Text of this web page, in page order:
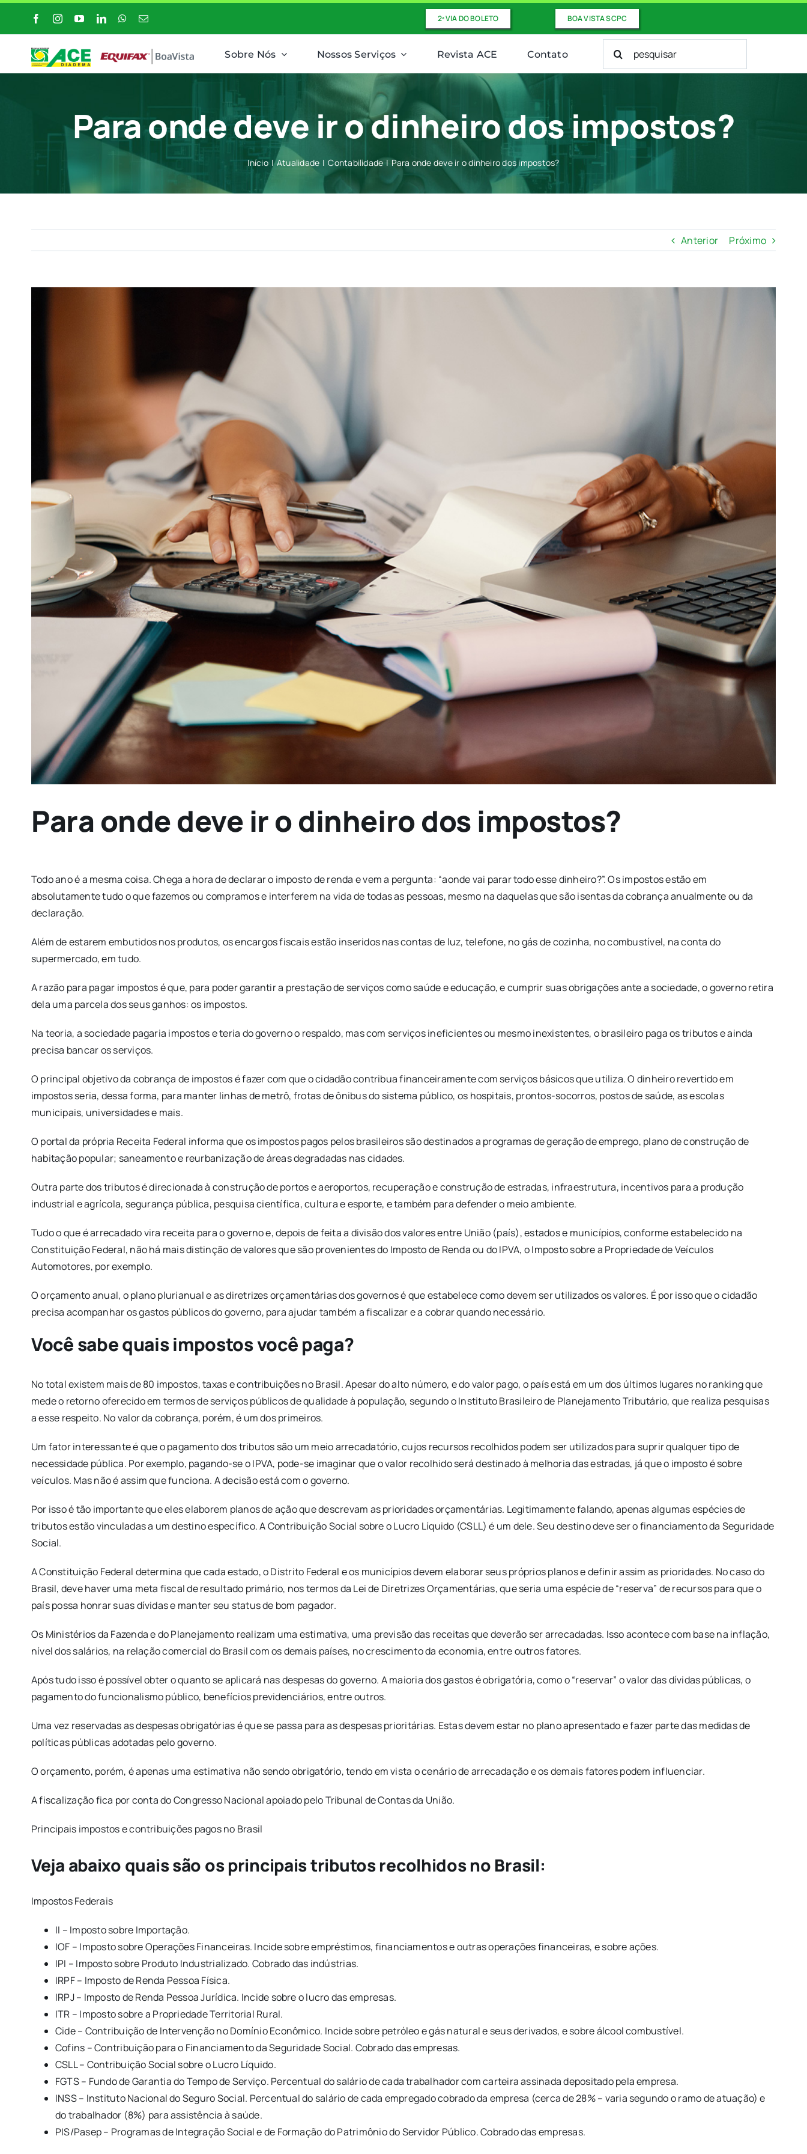
conteúdo
2ª VIA DO BOLETO BOA VISTA SCPC
Sobre Nós Nossos Serviços Revista ACE Contato
Buscar
resultados
Para onde deve ir o dinheiro dos impostos?
Início Atualidade Contabilidade Para onde deve ir o dinheiro dos impostos?
Anterior Próximo
Para onde deve ir o dinheiro dos impostos?
Todo ano é a mesma coisa. Chega a hora de declarar o imposto de renda e vem a pergunta: “aonde vai parar todo esse dinheiro?”. Os impostos estão em
absolutamente tudo o que fazemos ou compramos e interferem na vida de todas as pessoas, mesmo na daquelas que são isentas da cobrança anualmente ou da
declaração.
Além de estarem embutidos nos produtos, os encargos fiscais estão inseridos nas contas de luz, telefone, no gás de cozinha, no combustível, na conta do
supermercado, em tudo.
A razão para pagar impostos é que, para poder garantir a prestação de serviços como saúde e educação, e cumprir suas obrigações ante a sociedade, o governo retira
dela uma parcela dos seus ganhos: os impostos.
Na teoria, a sociedade pagaria impostos e teria do governo o respaldo, mas com serviços ineficientes ou mesmo inexistentes, o brasileiro paga os tributos e ainda
precisa bancar os serviços.
O principal objetivo da cobrança de impostos é fazer com que o cidadão contribua financeiramente com serviços básicos que utiliza. O dinheiro revertido em
impostos seria, dessa forma, para manter linhas de metrô, frotas de ônibus do sistema público, os hospitais, prontos-socorros, postos de saúde, as escolas
municipais, universidades e mais.
O portal da própria Receita Federal informa que os impostos pagos pelos brasileiros são destinados a programas de geração de emprego, plano de construção de
habitação popular; saneamento e reurbanização de áreas degradadas nas cidades.
Outra parte dos tributos é direcionada à construção de portos e aeroportos, recuperação e construção de estradas, infraestrutura, incentivos para a produção
industrial e agrícola, segurança pública, pesquisa científica, cultura e esporte, e também para defender o meio ambiente.
Tudo o que é arrecadado vira receita para o governo e, depois de feita a divisão dos valores entre União (país), estados e municípios, conforme estabelecido na
Constituição Federal, não há mais distinção de valores que são provenientes do Imposto de Renda ou do IPVA, o Imposto sobre a Propriedade de Veículos
Automotores, por exemplo.
O orçamento anual, o plano plurianual e as diretrizes orçamentárias dos governos é que estabelece como devem ser utilizados os valores. É por isso que o cidadão
precisa acompanhar os gastos públicos do governo, para ajudar também a fiscalizar e a cobrar quando necessário.
Você sabe quais impostos você paga?
No total existem mais de 80 impostos, taxas e contribuições no Brasil. Apesar do alto número, e do valor pago, o país está em um dos últimos lugares no ranking que
mede o retorno oferecido em termos de serviços públicos de qualidade à população, segundo o Instituto Brasileiro de Planejamento Tributário, que realiza pesquisas
a esse respeito. No valor da cobrança, porém, é um dos primeiros.
Um fator interessante é que o pagamento dos tributos são um meio arrecadatório, cujos recursos recolhidos podem ser utilizados para suprir qualquer tipo de
necessidade pública. Por exemplo, pagando-se o IPVA, pode-se imaginar que o valor recolhido será destinado à melhoria das estradas, já que o imposto é sobre
veículos. Mas não é assim que funciona. A decisão está com o governo.
Por isso é tão importante que eles elaborem planos de ação que descrevam as prioridades orçamentárias. Legitimamente falando, apenas algumas espécies de
tributos estão vinculadas a um destino específico. A Contribuição Social sobre o Lucro Líquido (CSLL) é um dele. Seu destino deve ser o financiamento da Seguridade
Social.
A Constituição Federal determina que cada estado, o Distrito Federal e os municípios devem elaborar seus próprios planos e definir assim as prioridades. No caso do
Brasil, deve haver uma meta fiscal de resultado primário, nos termos da Lei de Diretrizes Orçamentárias, que seria uma espécie de “reserva” de recursos para que o
país possa honrar suas dívidas e manter seu status de bom pagador.
Os Ministérios da Fazenda e do Planejamento realizam uma estimativa, uma previsão das receitas que deverão ser arrecadadas. Isso acontece com base na inflação,
nível dos salários, na relação comercial do Brasil com os demais países, no crescimento da economia, entre outros fatores.
Após tudo isso é possível obter o quanto se aplicará nas despesas do governo. A maioria dos gastos é obrigatória, como o “reservar” o valor das dívidas públicas, o
pagamento do funcionalismo público, benefícios previdenciários, entre outros.
Uma vez reservadas as despesas obrigatórias é que se passa para as despesas prioritárias. Estas devem estar no plano apresentado e fazer parte das medidas de
políticas públicas adotadas pelo governo.
O orçamento, porém, é apenas uma estimativa não sendo obrigatório, tendo em vista o cenário de arrecadação e os demais fatores podem influenciar.
A fiscalização fica por conta do Congresso Nacional apoiado pelo Tribunal de Contas da União.
Principais impostos e contribuições pagos no Brasil
Veja abaixo quais são os principais tributos recolhidos no Brasil:
Impostos Federais
II – Imposto sobre Importação.
IOF – Imposto sobre Operações Financeiras. Incide sobre empréstimos, financiamentos e outras operações financeiras, e sobre ações.
IPI – Imposto sobre Produto Industrializado. Cobrado das indústrias.
IRPF – Imposto de Renda Pessoa Física.
IRPJ – Imposto de Renda Pessoa Jurídica. Incide sobre o lucro das empresas.
ITR – Imposto sobre a Propriedade Territorial Rural.
Cide – Contribuição de Intervenção no Domínio Econômico. Incide sobre petróleo e gás natural e seus derivados, e sobre álcool combustível.
Cofins – Contribuição para o Financiamento da Seguridade Social. Cobrado das empresas.
CSLL – Contribuição Social sobre o Lucro Líquido.
FGTS – Fundo de Garantia do Tempo de Serviço. Percentual do salário de cada trabalhador com carteira assinada depositado pela empresa.
INSS – Instituto Nacional do Seguro Social. Percentual do salário de cada empregado cobrado da empresa (cerca de 28% – varia segundo o ramo de atuação) e
do trabalhador (8%) para assistência à saúde.
PIS/Pasep – Programas de Integração Social e de Formação do Patrimônio do Servidor Público. Cobrado das empresas.